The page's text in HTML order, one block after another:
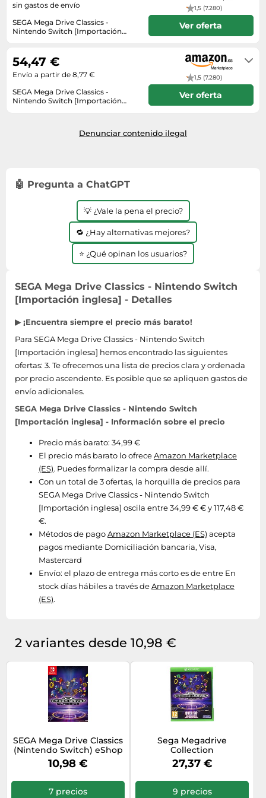
Tiendas de campaña
Zapatillas deportivas
Perfumes de mujer
Perfumes unisex
Productos de higiene corporal
Productos para baño y ducha
Protectores solares
Tratamientos faciales
Media
Microondas
Monitores y pantallas ordenador
Máquinas de afeitar
Móviles
Placas de cocina
Sonido y alta fidelidad
TV, vídeo y DVD
Telecomunicaciones
Playmobil
Vehículos a escala
Relojes
Relojes de pulsera
Tejer y crochet
Zapatillas de baloncesto
Zapatos de invierno
SEGA Mega Drive Classics -
Nintendo Switch [Importación
1,5 (7.280)
sin gastos de envío
Ver oferta
SEGA Mega Drive Classics -
Nintendo Switch [Importación
1,5 (7.280)
54,47 €
Envío a partir de 8,77 €
Ver oferta
Denunciar contenido ilegal
🤖 Pregunta a ChatGPT
💡 ¿Vale la pena el precio?
🔁 ¿Hay alternativas mejores?
⭐ ¿Qué opinan los usuarios?
SEGA Mega Drive Classics - Nintendo Switch
[Importación inglesa] - Detalles
▶ ¡Encuentra siempre el precio más barato!
Para SEGA Mega Drive Classics - Nintendo Switch
[Importación inglesa] hemos encontrado las siguientes
ofertas: 3. Te ofrecemos una lista de precios clara y ordenada
por precio ascendente. Es posible que se apliquen gastos de
envío adicionales.
SEGA Mega Drive Classics - Nintendo Switch
[Importación inglesa] - Información sobre el precio
Precio más barato: 34,99 €
El precio más barato lo ofreceAmazon Marketplace
(ES). Puedes formalizar la compra desde allí.
Con un total de 3 ofertas, la horquilla de precios para
SEGA Mega Drive Classics - Nintendo Switch
[Importación inglesa] oscila entre 34,99 € € y 117,48 €
€.
Métodos de pagoAmazon Marketplace (ES) acepta
pagos mediante Domiciliación bancaria, Visa,
Mastercard
Envío: el plazo de entrega más corto es de entre En
stock días hábiles a través deAmazon Marketplace
(ES).
2 variantes desde 10,98 €
SEGA Mega Drive Classics
(Nintendo Switch) eShop
Key EUROPE
10,98 €
7 precios
Sega Megadrive
Collection
27,37 €
9 precios